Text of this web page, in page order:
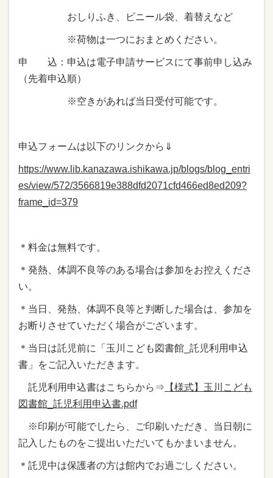
おしりふき、ビニール袋、着替えなど
※荷物は一つにおまとめください。
申 込：申込は電子申請サービスにて事前申し込み
（先着申込順）
※空きがあれば当日受付可能です。
申込フォームは以下のリンクから⇓
https://www.lib.kanazawa.ishikawa.jp/blogs/blog_entri
es/view/572/3566819e388dfd2071cfd466ed8ed209?
frame_id=379
＊料金は無料です。
＊発熱、体調不良等のある場合は参加をお控えくださ
い。
＊当日、発熱、体調不良等と判断した場合は、参加を
お断りさせていただく場合がございます。
＊当日は託児前に「玉川こども図書館_託児利用申込
書」をご記入いただきます。
託児利用申込書はこちらから⇒ 【様式】玉川こども
図書館_託児利用申込書.pdf
※印刷が可能でしたら、ご印刷いただき、当日朝に
記入したものをご提出いただいてもかまいません。
＊託児中は保護者の方は館内でお過ごしください。